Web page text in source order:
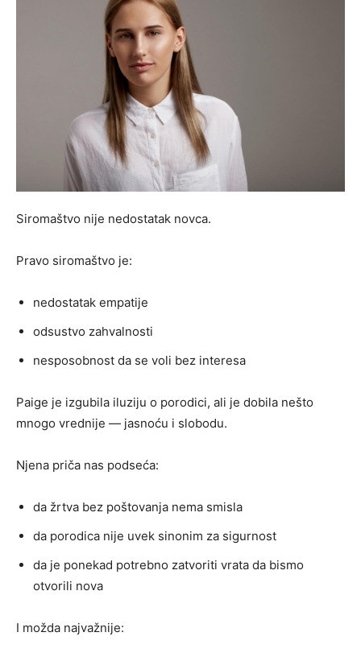
Siromaštvo nije nedostatak novca.
Pravo siromaštvo je:
nedostatak empatije
odsustvo zahvalnosti
nesposobnost da se voli bez interesa
Paige je izgubila iluziju o porodici, ali je dobila nešto
mnogo vrednije — jasnoću i slobodu.
Njena priča nas podseća:
da žrtva bez poštovanja nema smisla
da porodica nije uvek sinonim za sigurnost
da je ponekad potrebno zatvoriti vrata da bismo
otvorili nova
I možda najvažnije: